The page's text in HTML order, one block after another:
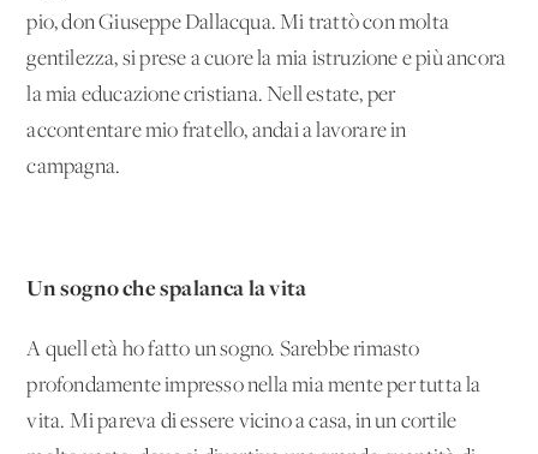
pio, don Giuseppe Dallacqua. Mi trattò con molta
gentilezza, si prese a cuore la mia istruzione e più ancora
la mia educazione cristiana. Nell'estate, per
accontentare mio fratello, andai a lavorare in
campagna.
Un sogno che spalanca la vita
A quell'età ho fatto un sogno. Sarebbe rimasto
profondamente impresso nella mia mente per tutta la
vita. Mi pareva di essere vicino a casa, in un cortile